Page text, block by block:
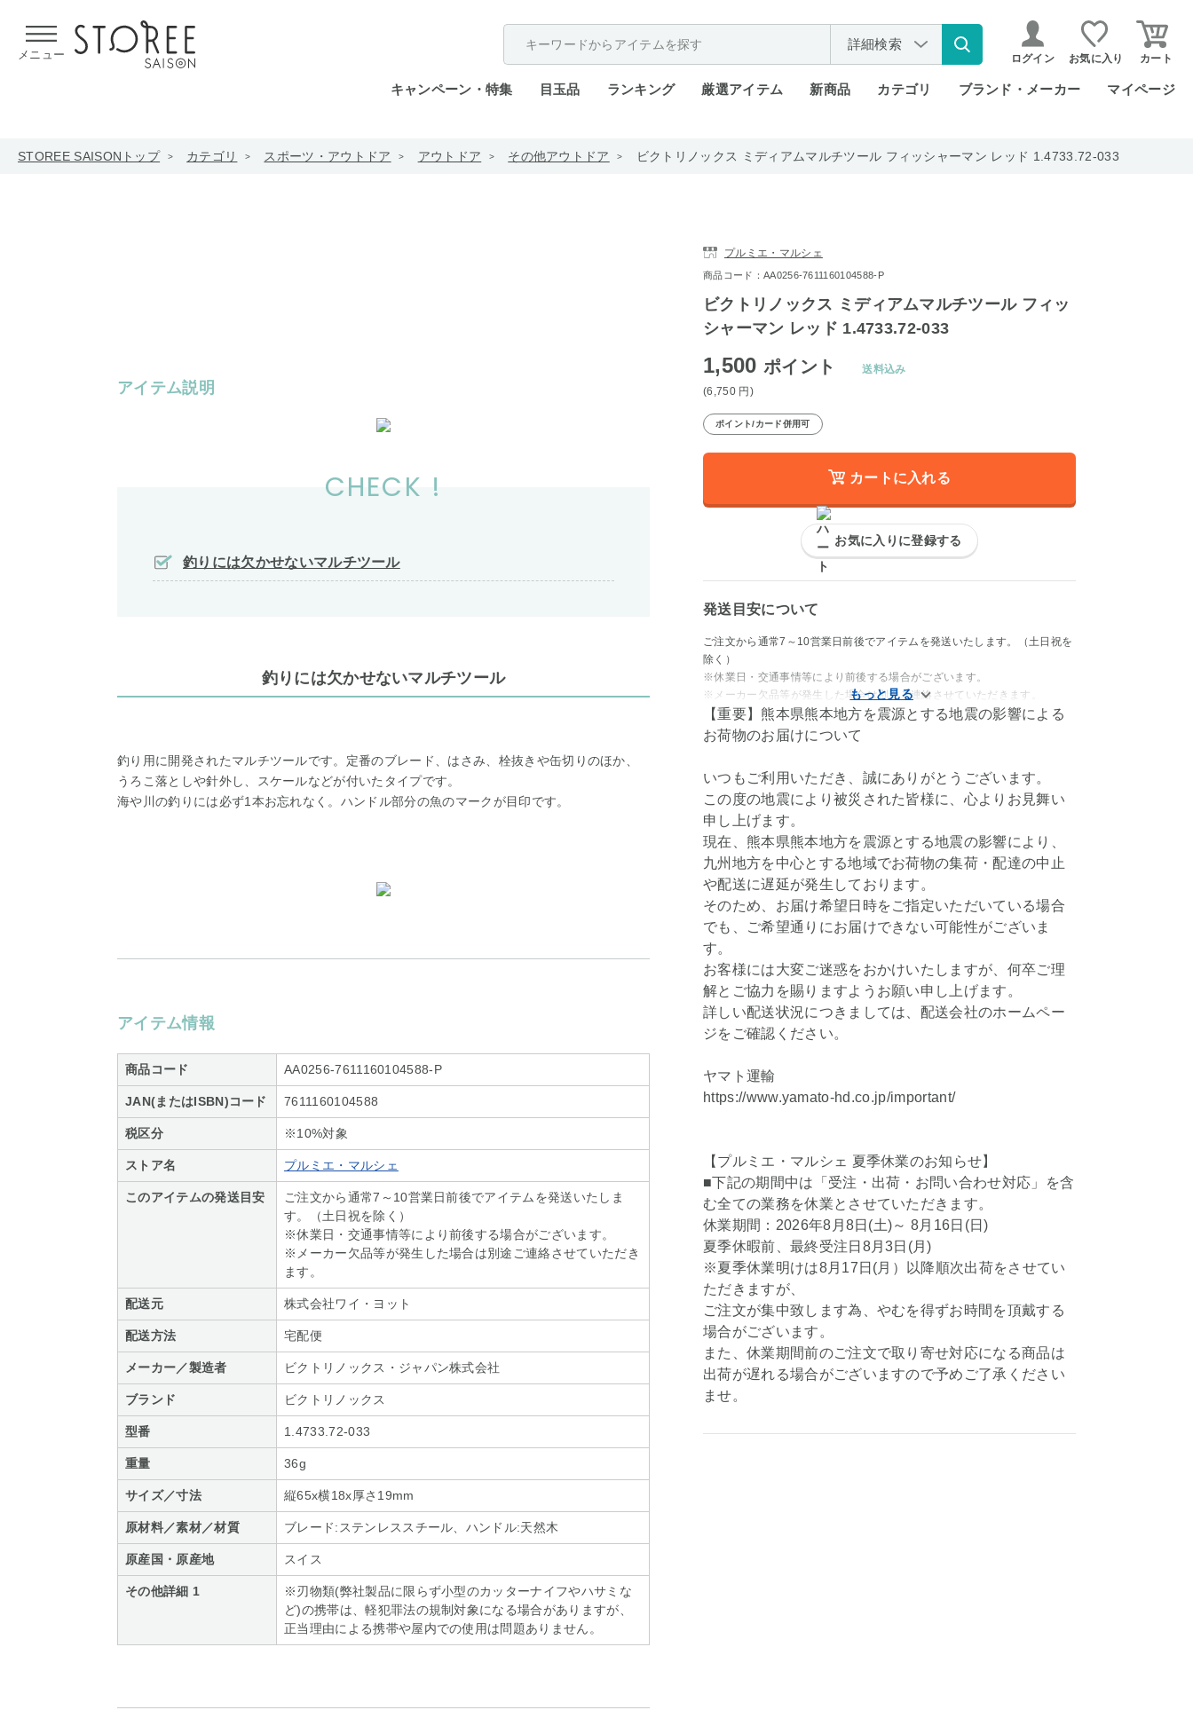
メニュー
詳細検索
ログイン お気に入り カート
キャンペーン・特集 目玉品 ランキング 厳選アイテム 新商品 カテゴリ ブランド・メーカー マイページ
STOREE SAISONトップ カテゴリ スポーツ・アウトドア アウトドア その他アウトドア ビクトリノックス ミディアムマルチツール フィッシャーマン レッド 1.4733.72-033
アイテム説明
CHECK !
釣りには欠かせないマルチツール
釣りには欠かせないマルチツール
釣り用に開発されたマルチツールです。定番のブレード、はさみ、栓抜きや缶切りのほか、
うろこ落としや針外し、スケールなどが付いたタイプです。
海や川の釣りには必ず1本お忘れなく。ハンドル部分の魚のマークが目印です。
アイテム情報
商品コード AA0256-7611160104588-P
JAN(またはISBN)コード 7611160104588
税区分 ※10%対象
ストア名 プルミエ・マルシェ
このアイテムの発送目安
ご注文から通常7～10営業日前後でアイテムを発送いたしま
す。（土日祝を除く）
※休業日・交通事情等により前後する場合がございます。
※メーカー欠品等が発生した場合は別途ご連絡させていただき
ます。
配送元 株式会社ワイ・ヨット
配送方法 宅配便
メーカー／製造者 ビクトリノックス・ジャパン株式会社
ブランド ビクトリノックス
型番 1.4733.72-033
重量 36g
サイズ／寸法 縦65x横18x厚さ19mm
原材料／素材／材質 ブレード:ステンレススチール、ハンドル:天然木
原産国・原産地 スイス
その他詳細 1
※刃物類(弊社製品に限らず小型のカッターナイフやハサミな
ど)の携帯は、軽犯罪法の規制対象になる場合がありますが、
正当理由による携帯や屋内での使用は問題ありません。
プルミエ・マルシェ
商品コード：AA0256-7611160104588-P
ビクトリノックス ミディアムマルチツール フィッ
シャーマン レッド 1.4733.72-033
1,500 ポイント
(6,750 円 )
送料込み
ポイント/カード併用可
カートに入れる
お気に入りに登録する
発送目安について
ご注文から通常7～10営業日前後でアイテムを発送いたします。（土日祝を
除く）
※休業日・交通事情等により前後する場合がございます。
※メーカー欠品等が発生した場合は別途ご連絡させていただきます。
【重要】熊本県熊本地方を震源とする地震の影響による
お荷物のお届けについて
いつもご利用いただき、誠にありがとうございます。
この度の地震により被災された皆様に、心よりお見舞い
申し上げます。
現在、熊本県熊本地方を震源とする地震の影響により、
九州地方を中心とする地域でお荷物の集荷・配達の中止
や配送に遅延が発生しております。
そのため、お届け希望日時をご指定いただいている場合
でも、ご希望通りにお届けできない可能性がございま
す。
お客様には大変ご迷惑をおかけいたしますが、何卒ご理
解とご協力を賜りますようお願い申し上げます。
詳しい配送状況につきましては、配送会社のホームペー
ジをご確認ください。
ヤマト運輸
https://www.yamato-hd.co.jp/important/
【プルミエ・マルシェ 夏季休業のお知らせ】
■下記の期間中は「受注・出荷・お問い合わせ対応」を含
む全ての業務を休業とさせていただきます。
休業期間：2026年8月8日(土)～ 8月16日(日)
夏季休暇前、最終受注日8月3日(月)
※夏季休業明けは8月17日(月）以降順次出荷をさせてい
ただきますが、
ご注文が集中致します為、やむを得ずお時間を頂戴する
場合がございます。
また、休業期間前のご注文で取り寄せ対応になる商品は
出荷が遅れる場合がございますので予めご了承ください
ませ。